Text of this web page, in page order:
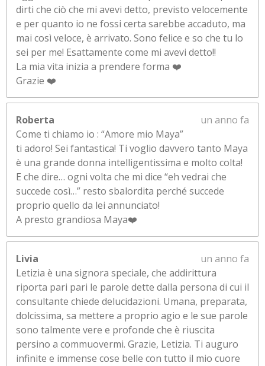
dirti che ciò che mi avevi detto, previsto velocemente
e per quanto io ne fossi certa sarebbe accaduto, ma
mai così veloce, è arrivato. Sono felice e so che tu lo
sei per me! Esattamente come mi avevi detto!!
La mia vita inizia a prendere forma ❤️
Grazie ❤️
Roberta
un anno fa
Come ti chiamo io : “Amore mio Maya”
ti adoro! Sei fantastica! Ti voglio davvero tanto Maya
è una grande donna intelligentissima e molto colta!
E che dire… ogni volta che mi dice “eh vedrai che
succede così…” resto sbalordita perché succede
proprio quello da lei annunciato!
A presto grandiosa Maya❤️
Livia
un anno fa
Letizia è una signora speciale, che addirittura
riporta pari pari le parole dette dalla persona di cui il
consultante chiede delucidazioni. Umana, preparata,
dolcissima, sa mettere a proprio agio e le sue parole
sono talmente vere e profonde che è riuscita
persino a commuovermi. Grazie, Letizia. Ti auguro
infinite e immense cose belle con tutto il mio cuore